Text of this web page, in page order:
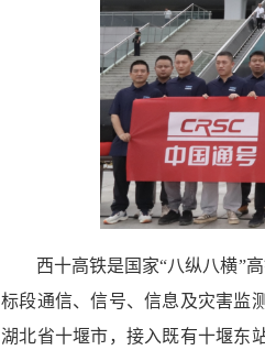
西十高铁是国家“八纵八横”
标段通信、信号、信息及灾害监
湖北省十堰市，接入既有十堰东